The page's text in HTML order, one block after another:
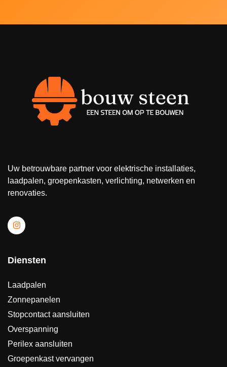
Uw betrouwbare partner voor elektrische installaties,
laadpalen, groepenkasten, verlichting, netwerken en
renovaties.
Diensten
Laadpalen
Zonnepanelen
Stopcontact aansluiten
Overspanning
Perilex aansluiten
Groepenkast vervangen